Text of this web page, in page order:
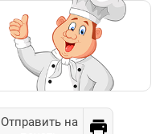
Отправить на